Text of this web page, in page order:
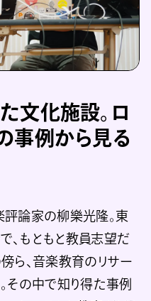
文化施設。ロ
事例から見る
評論家の柳樂光隆。東
、もともと教員志望だ
ら、音楽教育のリサー
その中で知り得た事例